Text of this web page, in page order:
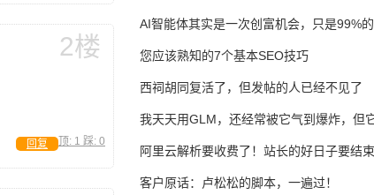
2楼
顶: 1 踩: 0
回复
AI智能体其实是一次创富机会，只是99%
错过了
您应该熟知的7个基本SEO技巧
西祠胡同复活了，但发帖的人已经不见了
我天天用GLM，还经常被它气到爆炸，但
16万亿
阿里云解析要收费了！站长的好日子要结
客户原话：卢松松的脚本，一遍过！